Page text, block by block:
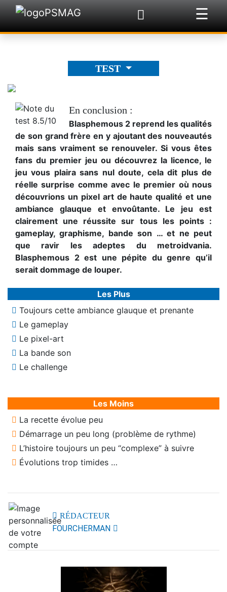
☰
×
TEST
En conclusion :
Blasphemous 2 reprend les qualités
de son grand frère en y ajoutant des nouveautés
mais sans vraiment se renouveler. Si vous êtes
fans du premier jeu ou découvrez la licence, le
jeu vous plaira sans nul doute, cela dit plus de
réelle surprise comme avec le premier où nous
découvrions un pixel art de haute qualité et une
ambiance glauque et envoûtante. Le jeu est
clairement une réussite sur tous les points :
gameplay, graphisme, bande son … et ne peut
que ravir les adeptes du metroidvania.
Blasphemous 2 est une pépite du genre qu’il
serait dommage de louper.
Les Plus
Toujours cette ambiance glauque et prenante
Le gameplay
Le pixel-art
La bande son
Le challenge
Les Moins
La recette évolue peu
Démarrage un peu long (problème de rythme)
L’histoire toujours un peu “complexe” à suivre
Évolutions trop timides …
RÉDACTEUR
FOURCHERMAN